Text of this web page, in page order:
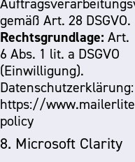
gemäß Art. 28 DSGVO.
Rechtsgrundlage: Art.
6 Abs. 1 lit. a DSGVO
(Einwilligung).
Datenschutzerklärung:
https://
policy
8. Microsoft Clarity